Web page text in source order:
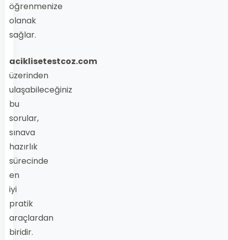
öğrenmenize
olanak
sağlar.
aciklisetestcoz.com
üzerinden
ulaşabileceğiniz
bu
sorular,
sınava
hazırlık
sürecinde
en
iyi
pratik
araçlardan
biridir.